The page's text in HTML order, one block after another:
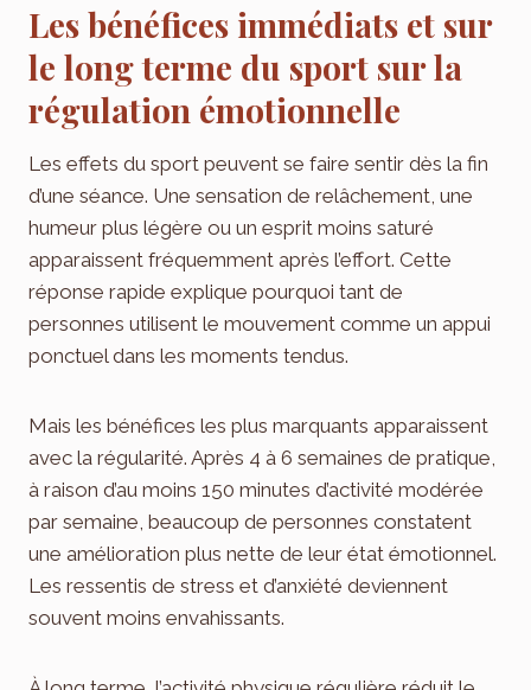
Les bénéfices immédiats et sur
le long terme du sport sur la
régulation émotionnelle
Les effets du sport peuvent se faire sentir dès la fin
d’une séance. Une sensation de relâchement, une
humeur plus légère ou un esprit moins saturé
apparaissent fréquemment après l’effort. Cette
réponse rapide explique pourquoi tant de
personnes utilisent le mouvement comme un appui
ponctuel dans les moments tendus.
Mais les bénéfices les plus marquants apparaissent
avec la régularité. Après 4 à 6 semaines de pratique,
à raison d’au moins 150 minutes d’activité modérée
par semaine, beaucoup de personnes constatent
une amélioration plus nette de leur état émotionnel.
Les ressentis de stress et d’anxiété deviennent
souvent moins envahissants.